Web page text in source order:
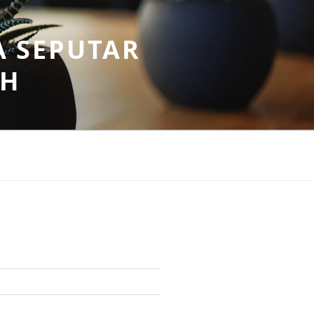
SEPUTAR